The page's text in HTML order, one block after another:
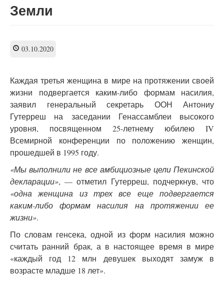
Земли
03.10.2020
Каждая третья женщина в мире на протяжении своей
жизни подвергается каким-либо формам насилия,
заявил генеральный секретарь ООН Антониу
Гутерреш на заседании Генассамблеи высокого
уровня, посвященном 25-летнему юбилею IV
Всемирной конференции по положению женщин,
прошедшей в 1995 году.
«Мы выполнили не все амбициозные цели Пекинской
декларации», — отметил Гутерреш, подчеркнув, что
«одна женщина из трех все еще подвергается
каким-либо формам насилия на протяжении ее
жизни».
По словам генсека, одной из форм насилия можно
считать ранний брак, а в настоящее время в мире
«каждый год 12 млн девушек выходят замуж в
возрасте младше 18 лет».